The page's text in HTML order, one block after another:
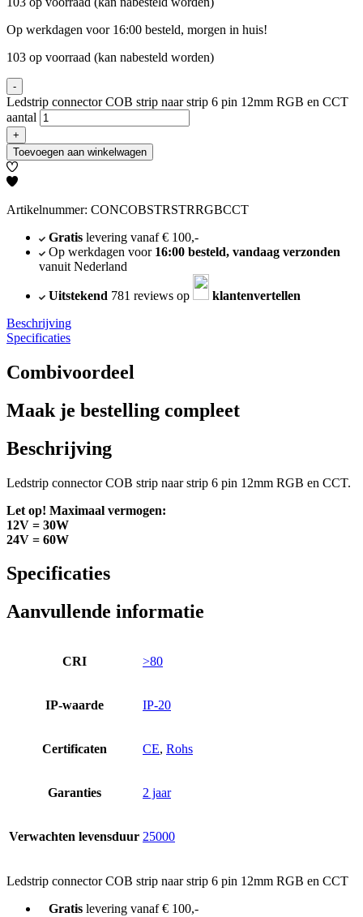
Op werkdagen voor 16:00 besteld, morgen in huis!
103 op voorraad (kan nabesteld worden)
-
Ledstrip connector COB strip naar strip 6 pin 12mm RGB en CCT
aantal
+
Toevoegen aan winkelwagen
Artikelnummer: CONCOBSTRSTRRGBCCT
Gratislevering vanaf € 100,-
Op werkdagen voor 16:00 besteld, vandaag verzonden
vanuit Nederland
Uitstekend 781 reviews op
klantenvertellen
Beschrijving
Specificaties
Combivoordeel
Maak je bestelling compleet
Beschrijving
Ledstrip connector COB strip naar strip 6 pin 12mm RGB en CCT.
Let op! Maximaal vermogen:
12V = 30W
24V = 60W
Specificaties
Aanvullende informatie
CRI >80
IP-waarde IP-20
Certificaten CE, Rohs
Garanties 2 jaar
Verwachten levensduur 25000
Ledstrip connector COB strip naar strip 6 pin 12mm RGB en CCT
Gratislevering vanaf € 100,-